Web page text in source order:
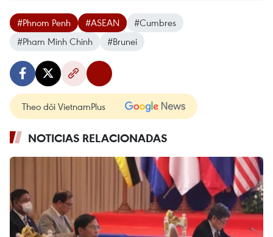
#Phnom Penh #ASEAN
#Cumbres
#Pham Minh Chinh
#Brunei
Theo dõi VietnamPlus
NOTICIAS RELACIONADAS